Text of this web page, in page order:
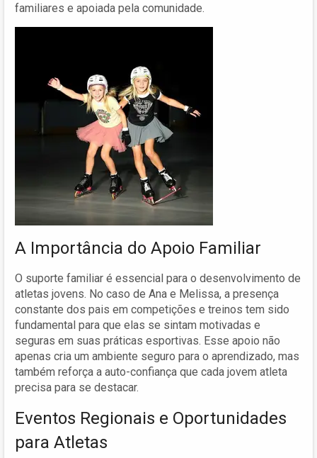
familiares e apoiada pela comunidade.
A Importância do Apoio Familiar
O suporte familiar é essencial para o desenvolvimento de
atletas jovens. No caso de Ana e Melissa, a presença
constante dos pais em competições e treinos tem sido
fundamental para que elas se sintam motivadas e
seguras em suas práticas esportivas. Esse apoio não
apenas cria um ambiente seguro para o aprendizado, mas
também reforça a auto-confiança que cada jovem atleta
precisa para se destacar.
Eventos Regionais e Oportunidades
para Atletas